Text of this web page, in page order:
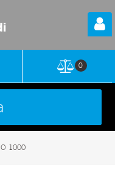
0
1000